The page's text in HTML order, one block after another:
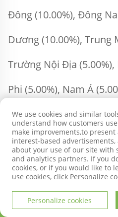
Đông (10.00%), Đông
Dương (10.00%), Trung
Trường Nội Địa (5.00%),
Phi (5.00%), Nam Á
Tây Âu (2.00%), Đông
(2.00%). Tổng cộng có
trong văn phòng của
2. Làm thế nào chúng
We use cookies and similar
understand how customers
make improvements,to
interest-based
about your use of our site with
and analytics partners. If you
cookies, or if you would like to
use cookies, click Personalize
Personalize cookies